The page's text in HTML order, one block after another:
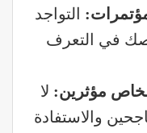
: التواجد
في التعرف
مؤثرين: لا
والاستفادة